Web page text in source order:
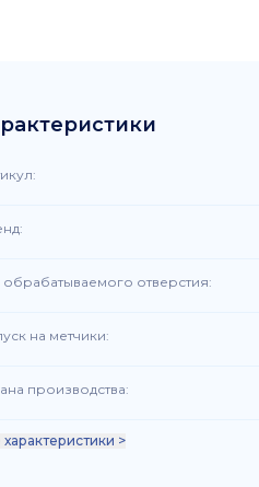
:
:
обрабатываемого отверстия:
на метчики:
производства:
>